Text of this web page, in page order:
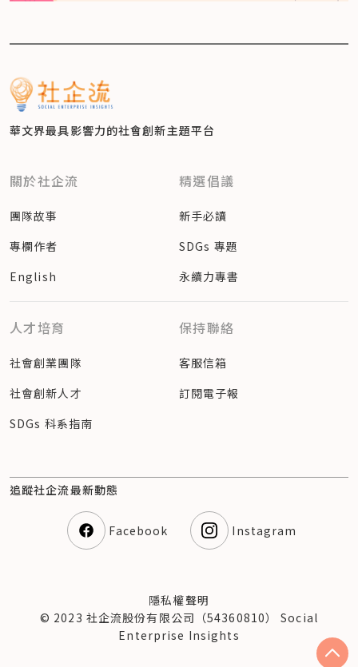
華文界最具影響力的社會創新主題平台
關於社企流
團隊故事
專欄作者
English
精選倡議
新手必讀
SDGs 專題
永續力專書
人才培育
社會創業團隊
社會創新人才
SDGs 科系指南
保持聯絡
客服信箱
訂閱電子報
追蹤社企流最新動態
Facebook Instagram
隱私權聲明
© 2023 社企流股份有限公司（54360810） Social
Enterprise Insights